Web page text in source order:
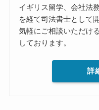
イギリス留学、会社法
を経て司法書士として開
気軽にご相談いただけ
しております。
詳